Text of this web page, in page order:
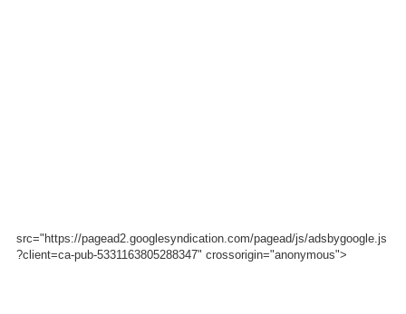
src="https://pagead2.googlesyndication.com/pagead/js/adsbygoogle.js
?client=ca-pub-5331163805288347" crossorigin="anonymous">